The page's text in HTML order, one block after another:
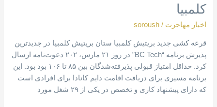
کلمبیا
اخبار مهاجرت /
soroush
قرعه کشی جدید بریتیش کلمبیا ستان بریتیش کلمبیا در جدیدترین
پذیرش برنامه “BC Tech” در روز ۲۱ مارس، ۲۰۲ دعوت‌نامه ارسال
کرد. حداقل امتیاز قبولی پذيرفته‌شدگان بین ۸۵ تا ۱۰۶ بود بود. این
برنامه مسیری برای دریافت اقامت دایم کانادا برای افرادی است
که دارای پیشنهاد کاری و تخصص در یکی از ۲۹ شغل مورد
مارس
بریتیش